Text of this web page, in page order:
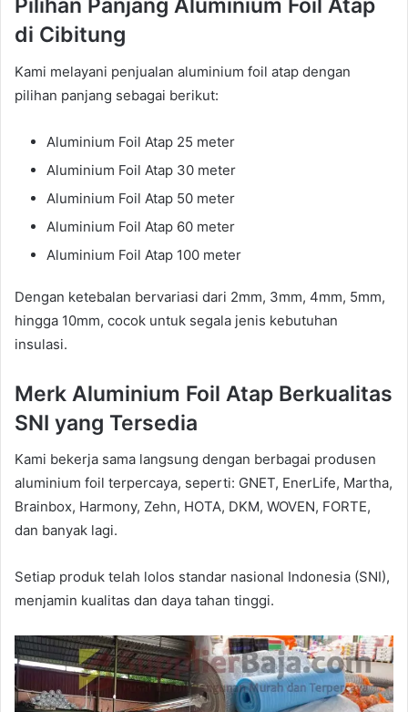
Pilihan Panjang Aluminium Foil Atap
di Cibitung
Kami melayani penjualan aluminium foil atap dengan
pilihan panjang sebagai berikut:
Aluminium Foil Atap 25 meter
Aluminium Foil Atap 30 meter
Aluminium Foil Atap 50 meter
Aluminium Foil Atap 60 meter
Aluminium Foil Atap 100 meter
Dengan ketebalan bervariasi dari 2mm, 3mm, 4mm, 5mm,
hingga 10mm, cocok untuk segala jenis kebutuhan
insulasi.
Merk Aluminium Foil Atap Berkualitas
SNI yang Tersedia
Kami bekerja sama langsung dengan berbagai produsen
aluminium foil terpercaya, seperti: GNET, EnerLife, Martha,
Brainbox, Harmony, Zehn, HOTA, DKM, WOVEN, FORTE,
dan banyak lagi.
Setiap produk telah lolos standar nasional Indonesia (SNI),
menjamin kualitas dan daya tahan tinggi.